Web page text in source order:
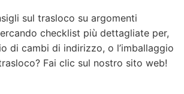
sul trasloco su argomenti
checklist più dettagliate per,
di cambi di indirizzo, o l’imballaggio
Fai clic sul nostro sito web!